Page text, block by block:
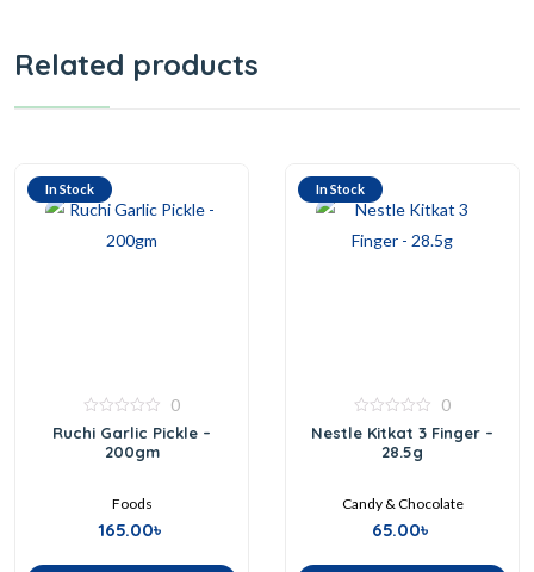
Related products
In Stock
0
out
0
Ruchi Garlic Pickle –
200gm
Foods
165.00৳
In Stock
out
0
Nestle Kitkat 3 Finger –
28.5g
Candy & Chocolate
65.00৳